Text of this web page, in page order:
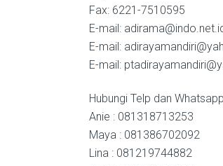
Fax: 6221-7510595
E-mail:
E-mail:
E-mail:
Hubungi Telp dan
Anie : 081318713253
Maya : 081386702092
Lina : 081219744882